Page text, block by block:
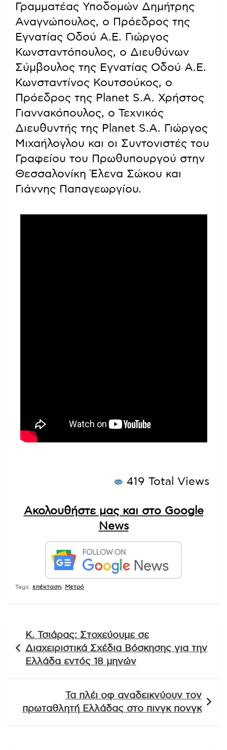
Γραμματέας Υποδομών Δημήτρης
Αναγνώπουλος, ο Πρόεδρος της
Εγνατίας Οδού Α.Ε. Γιώργος
Κωνσταντόπουλος, ο Διευθύνων
Σύμβουλος της Εγνατίας Οδού Α.Ε.
Κωνσταντίνος Κουτσούκος, ο
Πρόεδρος της Planet S.A. Χρήστος
Γιαννακόπουλος, ο Τεχνικός
Διευθυντής της Planet S.A. Γιώργος
Μιχαήλογλου και οι Συντονιστές του
Γραφείου του Πρωθυπουργού στην
Θεσσαλονίκη Έλενα Σώκου και
Γιάννης Παπαγεωργίου.
419 Total Views
Ακολουθήστε μας και στο Google
News
Tags: επέκταση Μετρό
άρθρων
Κ. Τσιάρας: Στοχεύουμε σε
Διαχειριστικά Σχέδια Βόσκησης για την
Ελλάδα εντός 18 μηνών
Τα πλέι οφ αναδεικνύουν τον
πρωταθλητή Ελλάδας στο πινγκ πονγκ